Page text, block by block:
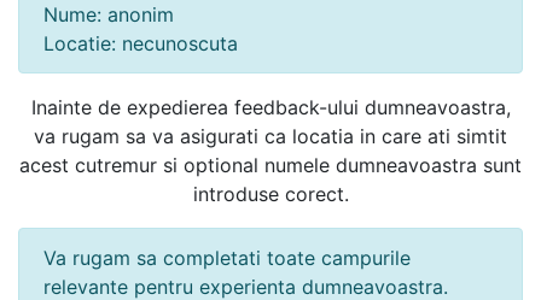
Nume: anonim
Locatie: necunoscuta
Inainte de expedierea feedback-ului dumneavoastra,
va rugam sa va asigurati ca locatia in care ati simtit
acest cutremur si optional numele dumneavoastra sunt
introduse corect.
Va rugam sa completati toate campurile
relevante pentru experienta dumneavoastra.